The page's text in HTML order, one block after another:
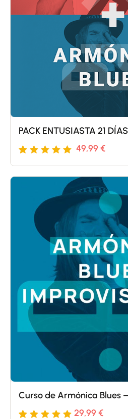
PACK ENTUSIASTA 21
Valorado
5 en
5
valoraciones
clientes
49,99€
Curso de Armónica Blues
Valorado
5 29,99€